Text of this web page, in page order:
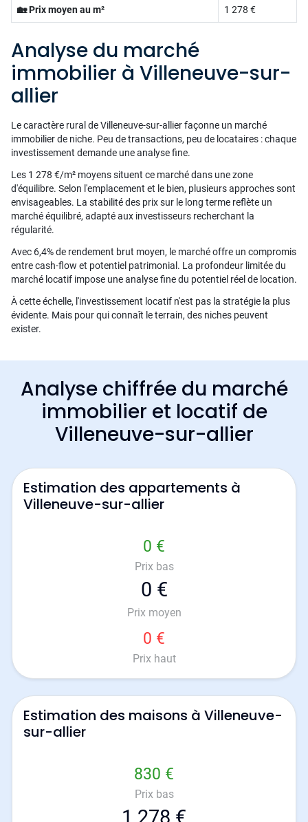
🏡 Prix moyen au m² 1 278 €
Analyse du marché
immobilier à Villeneuve-sur-
allier
Le caractère rural de Villeneuve-sur-allier façonne un marché
immobilier de niche. Peu de transactions, peu de locataires : chaque
investissement demande une analyse fine.
Les 1 278 €/m² moyens situent ce marché dans une zone
d'équilibre. Selon l'emplacement et le bien, plusieurs approches sont
envisageables. La stabilité des prix sur le long terme reflète un
marché équilibré, adapté aux investisseurs recherchant la
régularité.
Avec 6,4% de rendement brut moyen, le marché offre un compromis
entre cash-flow et potentiel patrimonial. La profondeur limitée du
marché locatif impose une analyse fine du potentiel réel de location.
À cette échelle, l'investissement locatif n'est pas la stratégie la plus
évidente. Mais pour qui connaît le terrain, des niches peuvent
exister.
Analyse chiffrée du marché
immobilier et locatif de
Villeneuve-sur-allier
Estimation des appartements à
Villeneuve-sur-allier
0 €
Prix bas
0 €
Prix moyen
0 €
Prix haut
Estimation des maisons à Villeneuve-
sur-allier
830 €
Prix bas
1 278 €